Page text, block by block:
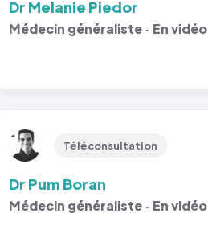
Dr Melanie Piedor
Médecin généraliste · En vidéo
Téléconsultation
Dr Pum Boran
Médecin généraliste · En vidéo